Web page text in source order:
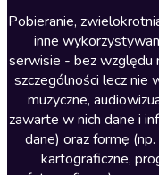
Literatura anglojęzyczna
Literatura faktu
Literatura obyczajowa
Literatura piękna obca
Literatura piękna polska
Pobieranie,
inne
serwisie - bez względu
szczególności lecz nie
muzyczne,
zawarte w nich dane i
dane) oraz formę
kartograficzne,